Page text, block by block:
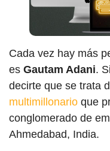
Cada vez hay más
es Gautam Adani.
decirte que se trata
multimillonario que
conglomerado de
Ahmedabad, India.